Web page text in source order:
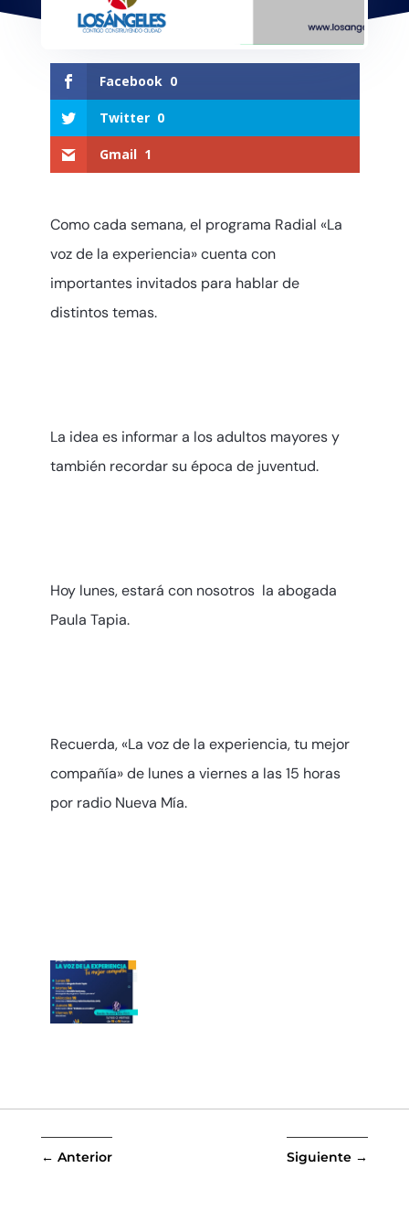
Facebook 0
Twitter 0
Gmail 1
Como cada semana, el programa Radial «La
voz de la experiencia» cuenta con
importantes invitados para hablar de
distintos temas.
La idea es informar a los adultos mayores y
también recordar su época de juventud.
Hoy lunes, estará con nosotros la abogada
Paula Tapia.
Recuerda, «La voz de la experiencia, tu mejor
compañía» de lunes a viernes a las 15 horas
por radio Nueva Mía.
← Anterior Siguiente →